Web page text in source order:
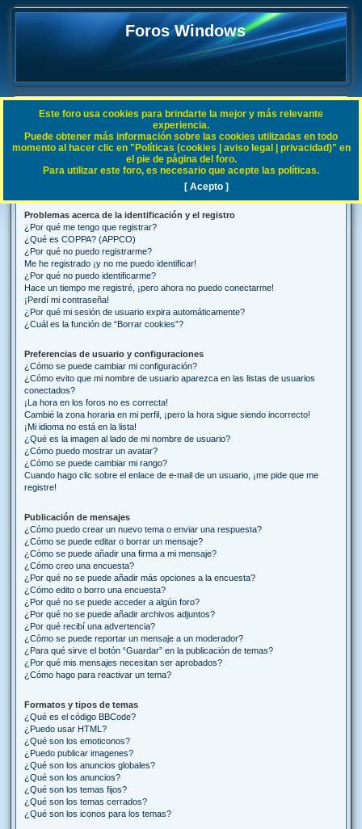
Foros Windows
FAQ
Índice general Preguntas Frecuentes
B
Preguntas Frecuentes
Problemas acerca de la identificación y el registro
¿Por qué me tengo que registrar?
¿Qué es COPPA? (APPCO)
¿Por qué no puedo registrarme?
Me he registrado ¡y no me puedo identificar!
¿Por qué no puedo identificarme?
Hace un tiempo me registré, ¡pero ahora no puedo conectarme!
¡Perdí mi contraseña!
¿Por qué mi sesión de usuario expira automáticamente?
¿Cuál es la función de “Borrar cookies”?
Preferencias de usuario y configuraciones
¿Cómo se puede cambiar mi configuración?
¿Cómo evito que mi nombre de usuario aparezca en las listas de usuarios
conectados?
¡La hora en los foros no es correcta!
Cambié la zona horaria en mi perfil, ¡pero la hora sigue siendo incorrecto!
¡Mi idioma no está en la lista!
¿Qué es la imagen al lado de mi nombre de usuario?
¿Cómo puedo mostrar un avatar?
¿Cómo se puede cambiar mi rango?
Cuando hago clic sobre el enlace de e-mail de un usuario, ¡me pide que me
registre!
Publicación de mensajes
¿Cómo puedo crear un nuevo tema o enviar una respuesta?
¿Cómo se puede editar o borrar un mensaje?
¿Cómo se puede añadir una firma a mi mensaje?
¿Cómo creo una encuesta?
¿Por qué no se puede añadir más opciones a la encuesta?
¿Cómo edito o borro una encuesta?
¿Por qué no se puede acceder a algún foro?
¿Por qué no se puede añadir archivos adjuntos?
¿Por qué recibí una advertencia?
¿Cómo se puede reportar un mensaje a un moderador?
¿Para qué sirve el botón “Guardar” en la publicación de temas?
¿Por qué mis mensajes necesitan ser aprobados?
¿Cómo hago para reactivar un tema?
Formatos y tipos de temas
¿Qué es el código BBCode?
¿Puedo usar HTML?
¿Qué son los emoticonos?
¿Puedo publicar imagenes?
¿Qué son los anuncios globales?
¿Qué son los anuncios?
¿Qué son los temas fijos?
¿Qué son los temas cerrados?
¿Qué son los iconos para los temas?
Este foro usa cookies para brindarte la mejor y más relevante
experiencia.
Puede obtener más información sobre las cookies utilizadas en todo
momento al hacer clic en "Políticas (cookies | aviso legal | privacidad)" en
el pie de página del foro.
Para utilizar este foro, es necesario que acepte las políticas.
[ Acepto ]